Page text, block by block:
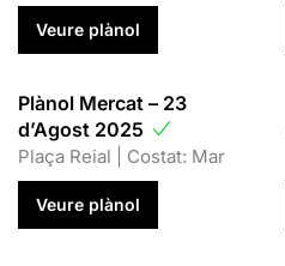
Veure plànol
Plànol Mercat – 23
d’Agost 2025
Plaça Reial | Costat: Mar
Veure plànol